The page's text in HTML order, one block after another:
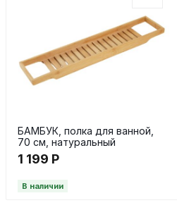
БАМБУК, полка для ванной,
70 см, натуральный
1 199 Р
В наличии